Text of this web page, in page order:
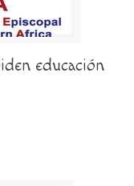
educación